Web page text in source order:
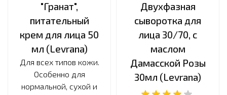
"Гранат",
питательный
крем для лица 50
мл (Levrana)
Для всех типов кожи.
Особенно для
нормальной, сухой и
Двухфазная
сыворотка для
лица 30/70, с
маслом
Дамасской Розы
30мл (Levrana)